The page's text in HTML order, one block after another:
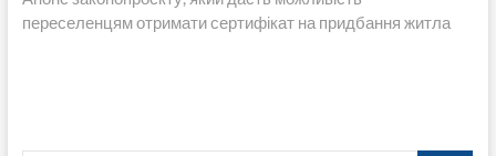
переселенцям отримати сертифікат на придбання житла